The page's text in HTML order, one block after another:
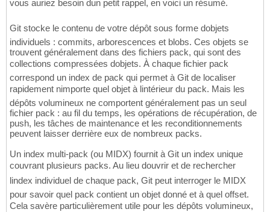
vous auriez besoin dun petit rappel, en voici un résumé.
Git stocke le contenu de votre dépôt sous forme dobjets
individuels : commits, arborescences et blobs. Ces objets se
trouvent généralement dans des fichiers pack, qui sont des
collections compressées dobjets. À chaque fichier pack
correspond un index de pack qui permet à Git de localiser
rapidement nimporte quel objet à lintérieur du pack. Mais les
dépôts volumineux ne comportent généralement pas un seul
fichier pack : au fil du temps, les opérations de récupération, de
push, les tâches de maintenance et les reconditionnements
peuvent laisser derrière eux de nombreux packs.
Un index multi-pack (ou MIDX) fournit à Git un index unique
couvrant plusieurs packs. Au lieu douvrir et de rechercher
lindex individuel de chaque pack, Git peut interroger le MIDX
pour savoir quel pack contient un objet donné et à quel offset.
Cela savère particulièrement utile pour les dépôts volumineux,